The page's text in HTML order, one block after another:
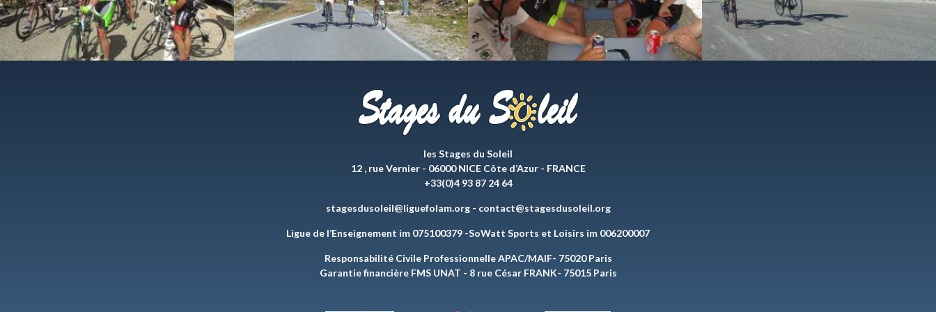
les Stages du Soleil
12 , rue Vernier - 06000 NICE Côte d’Azur - FRANCE
+33(0)4 93 87 24 64
stagesdusoleil@liguefolam.org- contact@stagesdusoleil.org
Ligue de l’Enseignement im 075100379 -SoWatt Sports et Loisirs im 006200007
Responsabilité Civile Professionnelle APAC/MAIF- 75020 Paris
Garantie financière FMS UNAT - 8 rue César FRANK- 75015 Paris